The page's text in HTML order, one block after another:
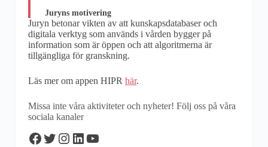
Juryns motivering
Juryn betonar vikten av att kunskapsdatabaser och
digitala verktyg som används i vården bygger på
information som är öppen och att algoritmerna är
tillgängliga för granskning.
Läs mer om appen HIPR här.
Missa inte våra aktiviteter och nyheter! Följ oss på våra
sociala kanaler
Facebook
Twitter
Instagram
LinkedIn
YouTube